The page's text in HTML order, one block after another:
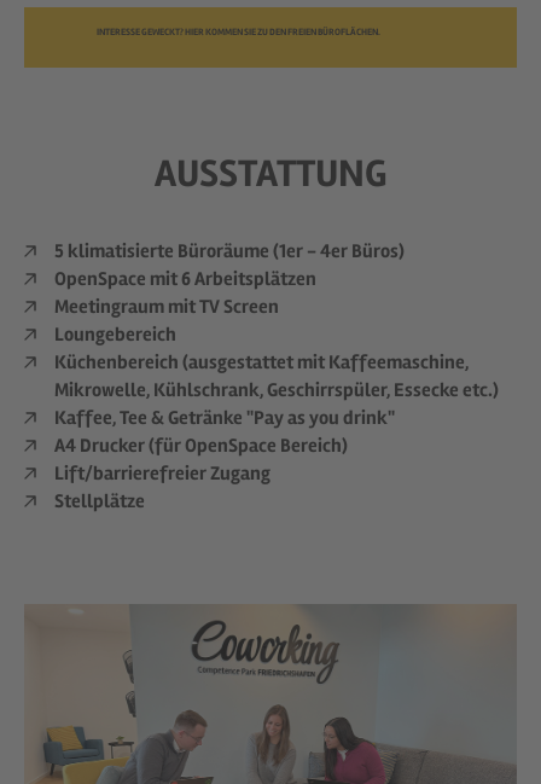
INTERESSE GEWECKT? HIER KOMMEN SIE ZU DEN FREIEN BÜROFLÄCHEN.
AUSSTATTUNG
5 klimatisierte Büroräume (1er - 4er Büros)
OpenSpace mit 6 Arbeitsplätzen
Meetingraum mit TV Screen
Loungebereich
Küchenbereich (ausgestattet mit Kaffeemaschine,
Mikrowelle, Kühlschrank, Geschirrspüler, Essecke etc.)
Kaffee, Tee & Getränke "Pay as you drink"
A4 Drucker (für OpenSpace Bereich)
Lift/barrierefreier Zugang
Stellplätze